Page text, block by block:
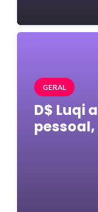
GERAL
D$ Luqi